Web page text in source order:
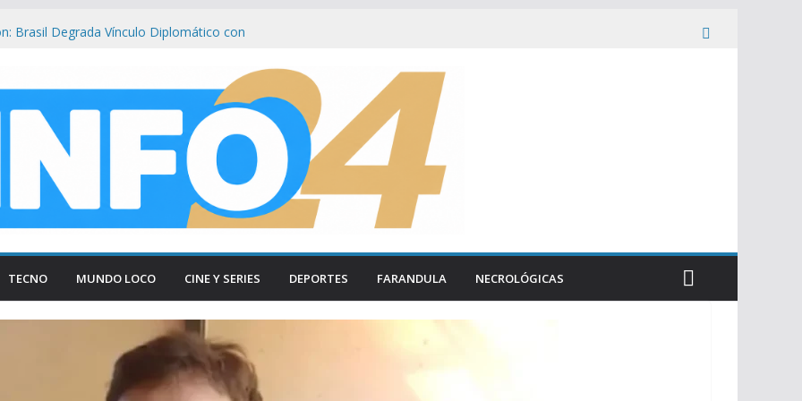
Brasil Degrada Vínculo Diplomático con
Cuadernos
tradicional al borde del cierre por
Protesta por Inseguridad y Femicidio
con la Policía
con la Luna: Crece la Alerta por
Profundo
TECNO MUNDO LOCO CINE Y SERIES DEPORTES FARANDULA NECROLÓGICAS